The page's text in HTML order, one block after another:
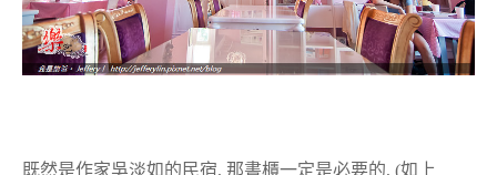
既然是作家吳淡如的民宿, 那書櫃一定是必要的, (如上